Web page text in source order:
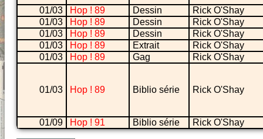
01/03
Hop ! 89 Dessin
Rick O'Shay
01/03
Hop ! 89 Dessin
Rick O'Shay
01/03
Hop ! 89 Dessin
Rick O'Shay
01/03
Hop ! 89 Extrait
Rick O'Shay
01/03
Hop ! 89 Gag Rick O'Shay
01/03 Hop ! 89 Biblio série Rick O'Shay
01/09 Hop ! 91 Biblio série Rick O'Shay